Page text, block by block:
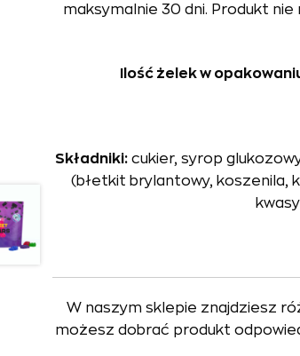
maksymalnie 30 dni. Produkt
Ilość żelek w
Składniki: cukier, syrop
(błetkit brylantowy, koszenila,
W naszym sklepie znajdziesz
możesz dobrać produkt